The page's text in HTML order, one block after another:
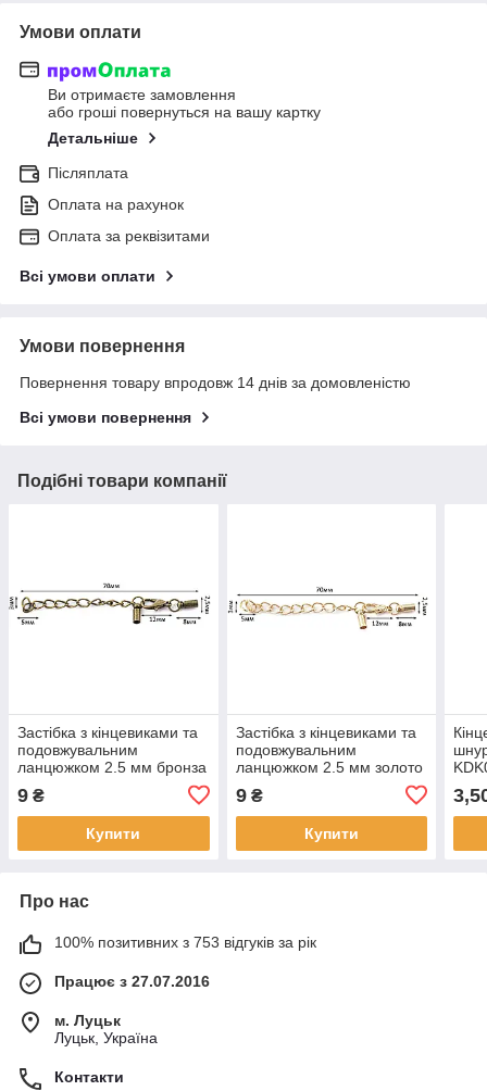
Умови оплати
Ви отримаєте замовлення
або гроші повернуться на вашу картку
Детальніше
Післяплата
Оплата на рахунок
Оплата за реквізитами
Всі умови оплати
Умови повернення
Повернення товару впродовж 14 днів за домовленістю
Всі умови повернення
Подібні товари компанії
Застібка з кінцевиками та
подовжувальним
ланцюжком 2.5 мм бронза
9 ₴
Купити
Застібка з кінцевиками та
подовжувальним
ланцюжком 2.5 мм золото
9₴
Купити
Про нас
100% позитивних з 753 відгуків за рік
Працює з 27.07.2016
м. Луцьк
Луцьк, Україна
Контакти